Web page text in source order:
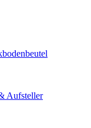
Aufsteller